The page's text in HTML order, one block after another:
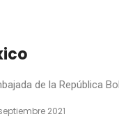
de la República
2021